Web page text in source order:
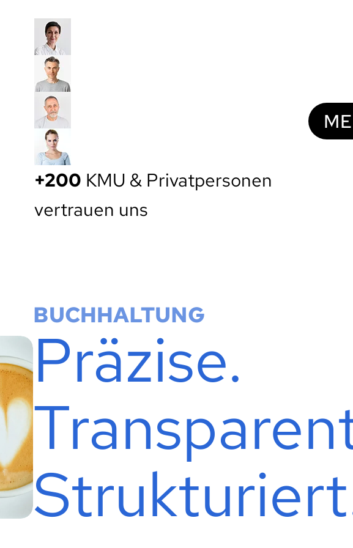
+200 KMU & Privatpersonen
vertrauen uns
BUCHHALTUNG
Präzise.